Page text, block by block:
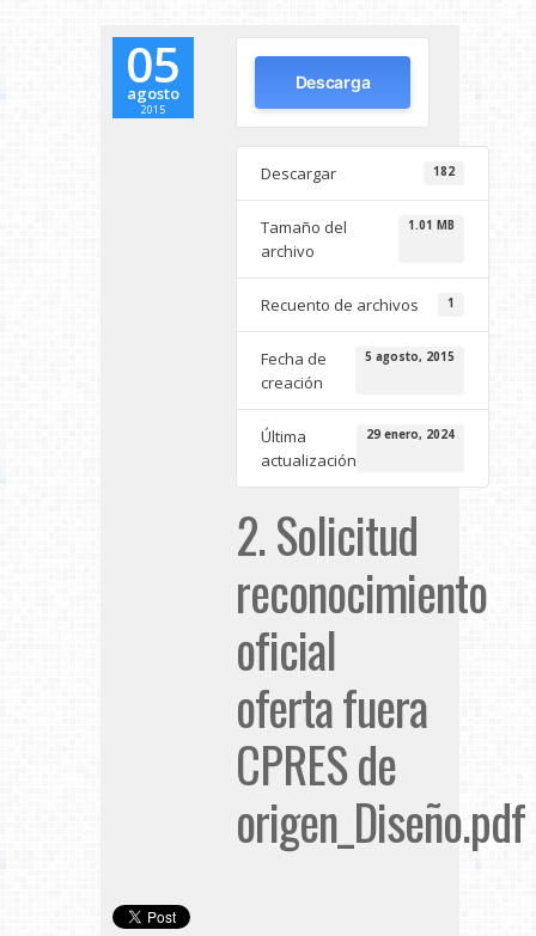
05
agosto
2015
Descarga
Descargar 182
Tamaño del
archivo
1.01 MB
Recuento de archivos 1
Fecha de
creación
5 agosto, 2015
Última
actualización
29 enero, 2024
2. Solicitud
reconocimiento
oficial
oferta fuera
CPRES de
origen_Diseño.pdf